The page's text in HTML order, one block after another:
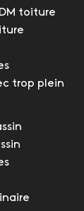
toiture
trop plein